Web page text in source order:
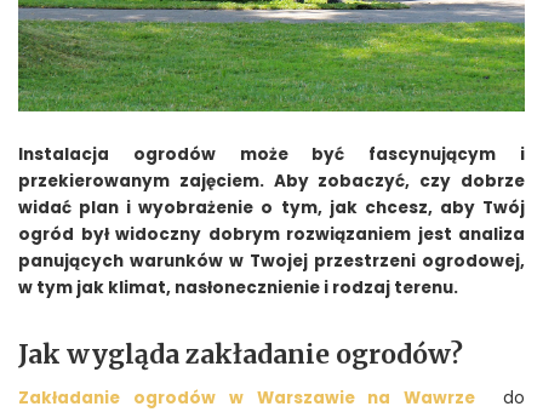
Instalacja ogrodów może być fascynującym i
przekierowanym zajęciem. Aby zobaczyć, czy dobrze
widać plan i wyobrażenie o tym, jak chcesz, aby Twój
ogród był widoczny dobrym rozwiązaniem jest analiza
panujących warunków w Twojej przestrzeni ogrodowej,
w tym jak klimat, nasłonecznienie i rodzaj terenu.
Jak wygląda zakładanie ogrodów?
Zakładanie ogrodów w Warszawie na Wawrze
do